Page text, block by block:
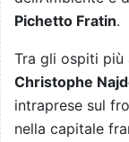
Pichetto Fratin.
Tra gli ospiti più
Christophe
intraprese sul
nella capitale